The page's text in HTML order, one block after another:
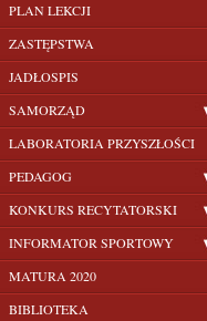
PLAN LEKCJI
ZASTĘPSTWA
JADŁOSPIS
SAMORZĄD
LABORATORIA PRZYSZŁOŚCI
PEDAGOG
KONKURS RECYTATORSKI
INFORMATOR SPORTOWY
MATURA 2020
BIBLIOTEKA